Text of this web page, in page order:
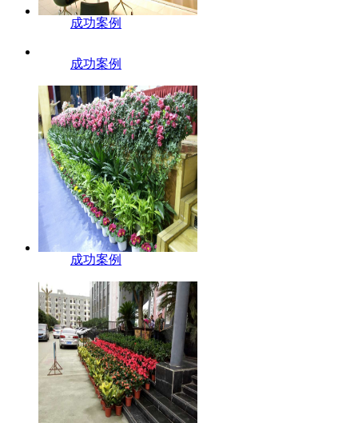
成功案例
成功案例
成功案例